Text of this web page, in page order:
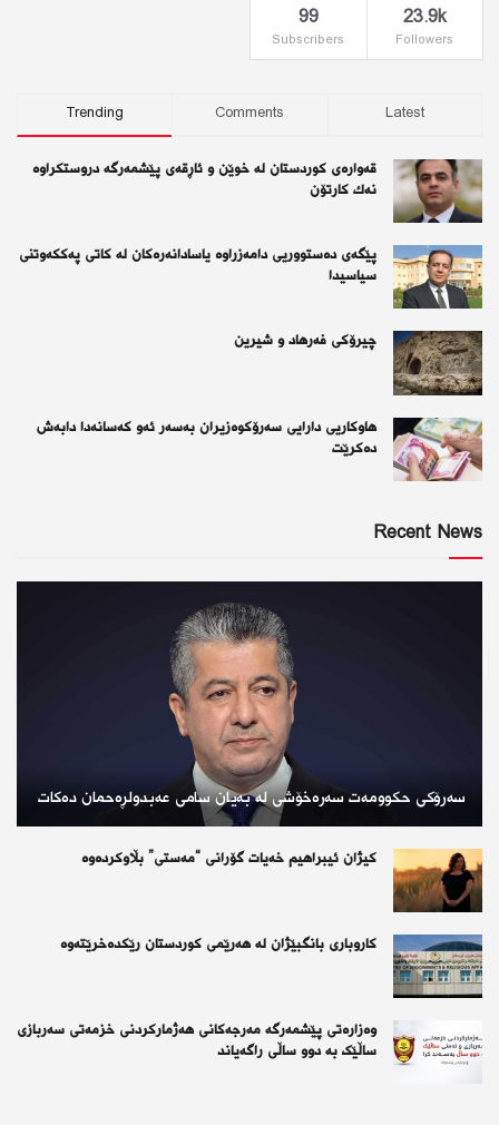
23.9k
Followers
99
Subscribers
Trending Comments Latest
قەوارەی كوردستان لە خوێن و ئاڕقەی پێشمەرگە دروستكراوە
نەك كارتۆن
پێگەی دەستووریی دامەزراوە یاسادانەرەكان لە كاتی پەككەوتنی
سیاسیدا
چیرۆكی فەرهاد و شیرین
هاوکاریی دارایی سەرۆکوەزیران بەسەر ئەو كەسانەدا دابەش
دەکرێت
Recent News
سەرۆکی حکوومەت سەرەخۆشی لە بەیان سامی عەبدولڕەحمان دەکات
کیژان ئیبراهیم خەیات گۆرانی “مەستی” بڵاوکردەوە
کاروباری بانگبێژان لە هەرێمی کوردستان رێکدەخرێتەوە
وەزارەتی پێشمەرگە مەرجەکانی هەژمارکردنی خزمەتی سەربازی
ساڵێک بە دوو ساڵی راگەیاند